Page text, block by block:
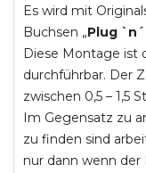
Es wird mit
Buchsen „Plug `n´
Diese Montage ist
durchführbar. Der
zwischen 0,5 – 1,5
Im Gegensatz zu
zu finden sind
nur dann wenn